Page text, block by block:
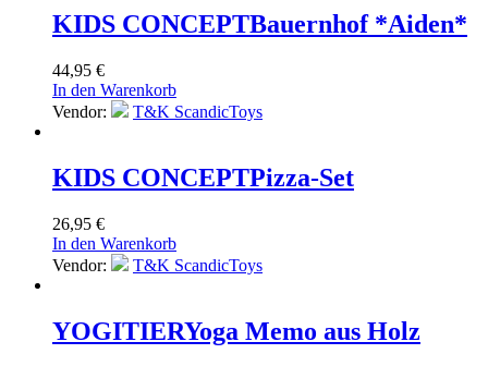
KIDS CONCEPTBauernhof *Aiden*
44,95 €
In den Warenkorb
Vendor:
T&K ScandicToys
KIDS CONCEPTPizza-Set
26,95 €
In den Warenkorb
Vendor:
T&K ScandicToys
YOGITIERYoga Memo aus Holz